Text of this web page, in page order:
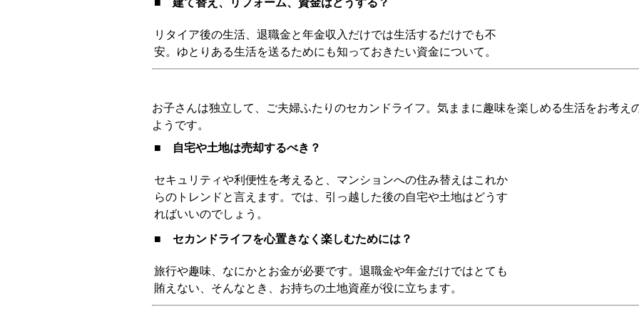
■ 建て替え、リフォーム、資金はどうする？
リタイア後の生活、退職金と年金収入だけでは生活するだけでも不
安。ゆとりある生活を送るためにも知っておきたい資金について。
お子さんは独立して、ご夫婦ふたりのセカンドライフ。気ままに趣味を楽しめる生活をお考え
ようです。
■ 自宅や土地は売却するべき？
セキュリティや利便性を考えると、マンションへの住み替えはこれか
らのトレンドと言えます。では、引っ越した後の自宅や土地はどうす
ればいいのでしょう。
■ セカンドライフを心置きなく楽しむためには？
旅行や趣味、なにかとお金が必要です。退職金や年金だけではとても
賄えない、そんなとき、お持ちの土地資産が役に立ちます。